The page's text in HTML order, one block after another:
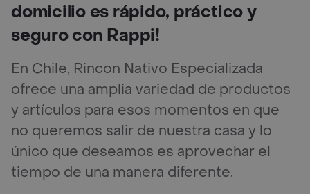
domicilio es rápido, práctico y
seguro con Rappi!
En Chile, Rincon Nativo Especializada
ofrece una amplia variedad de productos
y artículos para esos momentos en que
no queremos salir de nuestra casa y lo
único que deseamos es aprovechar el
tiempo de una manera diferente.